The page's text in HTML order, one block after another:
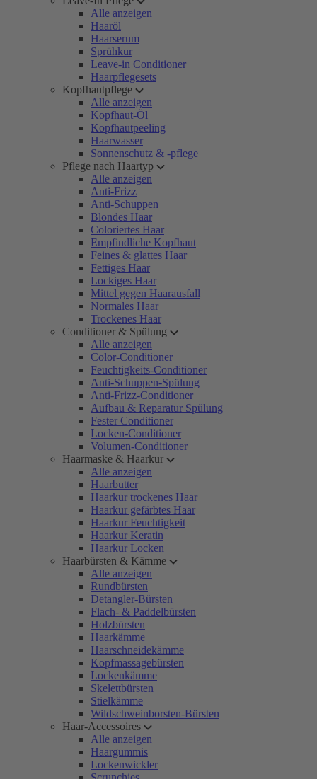
Alle anzeigen
Haaröl
Haarserum
Sprühkur
Leave-in Conditioner
Haarpflegesets
Kopfhautpflege
Alle anzeigen
Kopfhaut-Öl
Kopfhautpeeling
Haarwasser
Sonnenschutz & -pflege
Pflege nach Haartyp
Alle anzeigen
Anti-Frizz
Anti-Schuppen
Blondes Haar
Coloriertes Haar
Empfindliche Kopfhaut
Feines & glattes Haar
Fettiges Haar
Lockiges Haar
Mittel gegen Haarausfall
Normales Haar
Trockenes Haar
Conditioner & Spülung
Alle anzeigen
Color-Conditioner
Feuchtigkeits-Conditioner
Anti-Schuppen-Spülung
Anti-Frizz-Conditioner
Aufbau & Reparatur Spülung
Fester Conditioner
Locken-Conditioner
Volumen-Conditioner
Haarmaske & Haarkur
Alle anzeigen
Haarbutter
Haarkur trockenes Haar
Haarkur gefärbtes Haar
Haarkur Feuchtigkeit
Haarkur Keratin
Haarkur Locken
Haarbürsten & Kämme
Alle anzeigen
Rundbürsten
Detangler-Bürsten
Flach- & Paddelbürsten
Holzbürsten
Haarkämme
Haarschneidekämme
Kopfmassagebürsten
Lockenkämme
Skelettbürsten
Stielkämme
Wildschweinborsten-Bürsten
Haar-Accessoires
Alle anzeigen
Haargummis
Lockenwickler